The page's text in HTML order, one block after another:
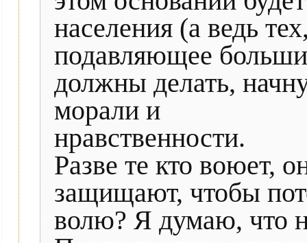
населения (а ведь
подавляющее
должны делать,
морали и
нравственности.
Разве те кто воюет,
защищают, чтобы
волю? Я думаю, что